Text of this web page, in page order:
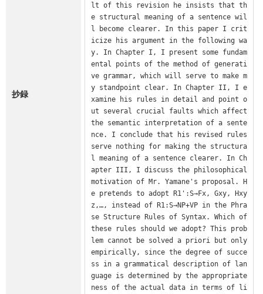
抄録
lt of this revision he insists that th
e structural meaning of a sentence wil
l become clearer. In this paper I crit
icize his argument in the following wa
y. In Chapter I, I present some fundam
ental points of the method of generati
ve grammar, which will serve to make m
y standpoint clear. In Chapter II, I e
xamine his rules in detail and point o
ut several crucial faults which affect
the semantic interpretation of a sente
nce. I conclude that his revised rules
serve nothing for making the structura
l meaning of a sentence clearer. In Ch
apter III, I discuss the philosophical
motivation of Mr. Yamane's proposal. H
e pretends to adopt R1':S→Fx, Gxy, Hxy
z,…, instead of R1:S→NP+VP in the Phra
se Structure Rules of Syntax. Which of
these rules should we adopt? This prob
lem cannot be solved a priori but only
empirically, since the degree of succe
ss in a grammatical description of lan
guage is determined by the appropriate
ness of the actual data in terms of li